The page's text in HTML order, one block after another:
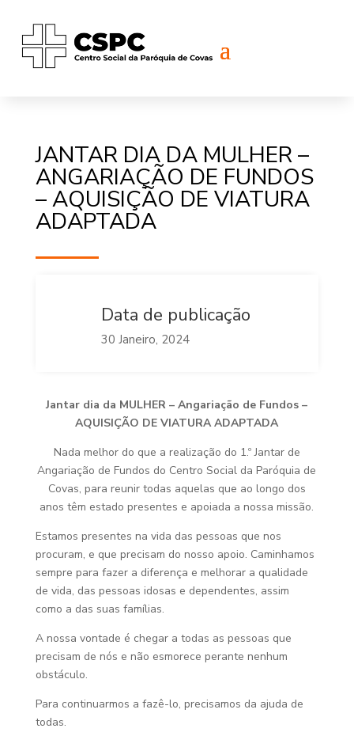
JANTAR DIA DA MULHER –
ANGARIAÇÃO DE FUNDOS
– AQUISIÇÃO DE VIATURA
ADAPTADA
Data de publicação
30 Janeiro, 2024
Jantar dia da MULHER – Angariação de Fundos –
AQUISIÇÃO DE VIATURA ADAPTADA
Nada melhor do que a realização do 1.º Jantar de
Angariação de Fundos do Centro Social da Paróquia de
Covas, para reunir todas aquelas que ao longo dos
anos têm estado presentes e apoiada a nossa missão.
Estamos presentes na vida das pessoas que nos
procuram, e que precisam do nosso apoio. Caminhamos
sempre para fazer a diferença e melhorar a qualidade
de vida, das pessoas idosas e dependentes, assim
como a das suas famílias.
A nossa vontade é chegar a todas as pessoas que
precisam de nós e não esmorece perante nenhum
obstáculo.
Para continuarmos a fazê-lo, precisamos da ajuda de
todas.